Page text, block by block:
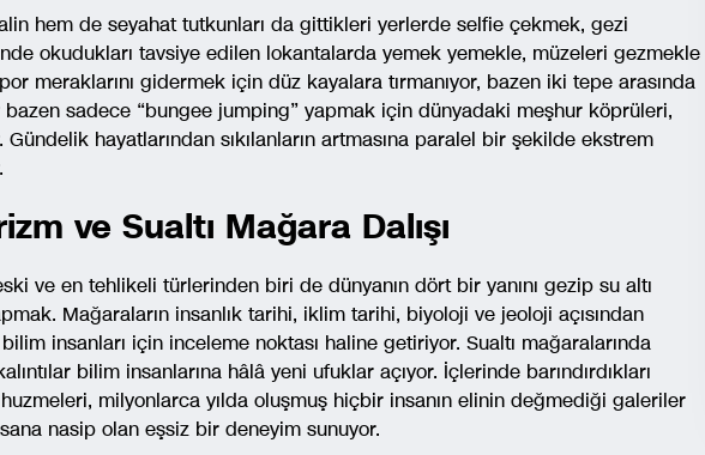
hem de seyahat tutkunları da gittikleri yerlerde selfie çekmek, gezi
okudukları tavsiye edilen lokantalarda yemek yemekle, müzeleri gezmekle
meraklarını gidermek için düz kayalara tırmanıyor, bazen iki tepe arasında
bazen sadece “bungee jumping” yapmak için dünyadaki meşhur köprüleri,
hayatlarından sıkılanların artmasına paralel bir şekilde ekstrem
ve Sualtı Mağara Dalışı
ve en tehlikeli türlerinden biri de dünyanın dört bir yanını gezip su altı
Mağaraların insanlık tarihi, iklim tarihi, biyoloji ve jeoloji açısından
bilim insanları için inceleme noktası haline getiriyor. Sualtı mağaralarında
bilim insanlarına hâlâ yeni ufuklar açıyor. İçlerinde barındırdıkları
huzmeleri, milyonlarca yılda oluşmuş hiçbir insanın elinin değmediği galeriler
nasip olan eşsiz bir deneyim sunuyor.